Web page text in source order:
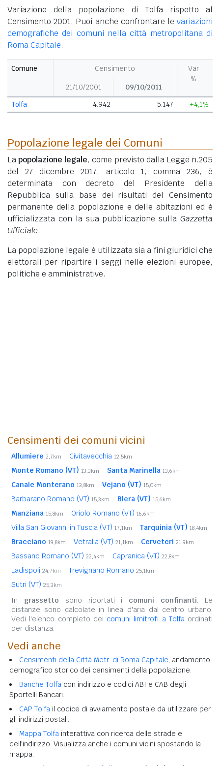
Variazione della popolazione di Tolfa rispetto al
Censimento 2001. Puoi anche confrontare le variazioni
demografiche dei comuni nella città metropolitana di
Roma Capitale.
Comune Censimento
Var
%
21/10/2001
09/10/2011
Tolfa
4.942 5.147 +4,1%
Popolazione legale dei Comuni
Lapopolazione legale, come previsto dalla Legge n.205
del 27 dicembre 2017, articolo 1, comma 236, è
determinata con decreto del Presidente della
Repubblica sulla base dei risultati del Censimento
permanente della popolazione e delle abitazioni ed è
ufficializzata con la sua pubblicazione sulla Gazzetta
Ufficiale.
La popolazione legale è utilizzata sia a fini giuridici che
elettorali per ripartire i seggi nelle elezioni europee,
politiche e amministrative.
Censimenti dei comuni vicini
Allumiere 2,7km Civitavecchia 12,5km
Monte Romano (VT) 13,3km Santa Marinella 13,6km
Canale Monterano 13,8km Vejano (VT) 15,0km
Barbarano Romano (VT) 15,3km Blera (VT) 15,6km
Manziana 15,8km Oriolo Romano (VT) 16,6km
Villa San Giovanni in Tuscia (VT) 17,1km Tarquinia (VT) 18,4km
Bracciano 19,8km Vetralla (VT) 21,1km Cerveteri 21,9km
Bassano Romano (VT) 22,4km Capranica (VT) 22,8km
Ladispoli 24,7km Trevignano Romano 25,1km
Sutri (VT) 25,3km
In grassetto sono riportati i comuni confinanti. Le
distanze sono calcolate in linea d'aria dal centro urbano.
Vedi l'elenco completo dei comuni limitrofi a Tolfaordinati
per distanza.
Vedi anche
Censimenti della Città Metr. di Roma Capitale, andamento
demografico storico dei censimenti della popolazione.
Banche Tolfa con indirizzo e codici ABI e CAB degli
Sportelli Bancari.
CAP Tolfa il codice di avviamento postale da utilizzare per
gli indirizzi postali.
Mappa Tolfa interattiva con ricerca delle strade e
dell'indirizzo. Visualizza anche i comuni vicini spostando la
mappa.